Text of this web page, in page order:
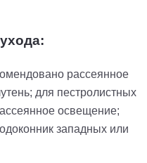
рассеянное
для пестролистных
освещение;
западных или